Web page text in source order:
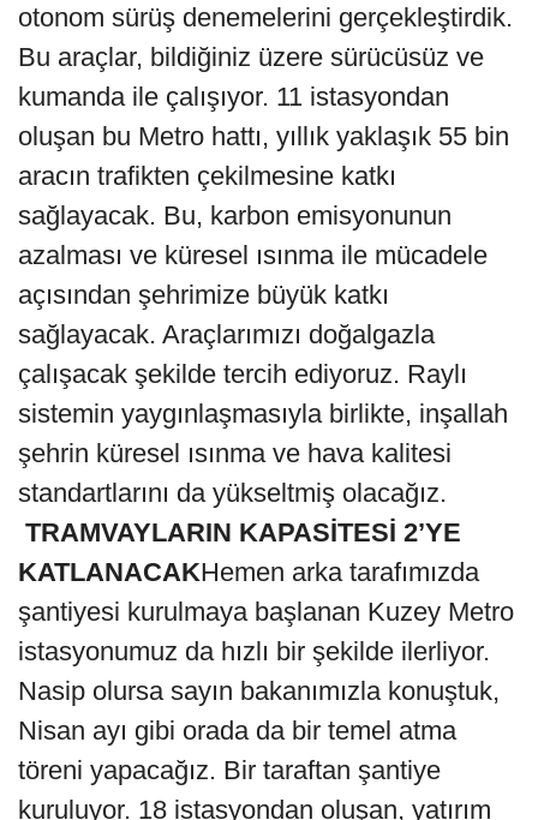
otonom sürüş denemelerini gerçekleştirdik.
Bu araçlar, bildiğiniz üzere sürücüsüz ve
kumanda ile çalışıyor. 11 istasyondan
oluşan bu Metro hattı, yıllık yaklaşık 55 bin
aracın trafikten çekilmesine katkı
sağlayacak. Bu, karbon emisyonunun
azalması ve küresel ısınma ile mücadele
açısından şehrimize büyük katkı
sağlayacak. Araçlarımızı doğalgazla
çalışacak şekilde tercih ediyoruz. Raylı
sistemin yaygınlaşmasıyla birlikte, inşallah
şehrin küresel ısınma ve hava kalitesi
standartlarını da yükseltmiş olacağız.
TRAMVAYLARIN KAPASİTESİ 2’YE
KATLANACAKHemen arka tarafımızda
şantiyesi kurulmaya başlanan Kuzey Metro
istasyonumuz da hızlı bir şekilde ilerliyor.
Nasip olursa sayın bakanımızla konuştuk,
Nisan ayı gibi orada da bir temel atma
töreni yapacağız. Bir taraftan şantiye
kuruluyor. 18 istasyondan oluşan, yatırım